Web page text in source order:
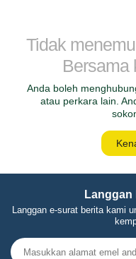
Tidak
Bersama
Anda boleh
atau perkara lain.
Langgan
Langgan e-surat berita kami